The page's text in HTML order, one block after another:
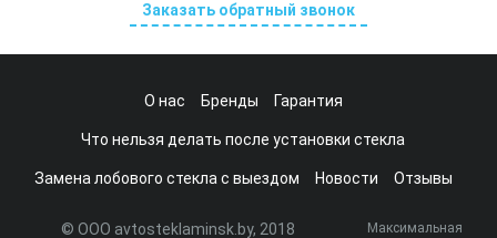
Заказать обратный звонок
О нас Бренды Гарантия
Что нельзя делать после установки стекла
Замена лобового стекла с выездом Новости Отзывы
© ООО avtosteklaminsk.by, 2018
Максимальная